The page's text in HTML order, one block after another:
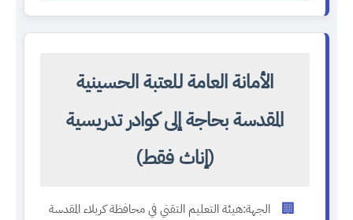
الأمانة العامة للعتبة الحسينية
المقدسة بحاجة إلى كوادر تدريسية
(إناث فقط)
🏢 الجهة:هيئة التعليم التقني في محافظة كربلاء المقدسة